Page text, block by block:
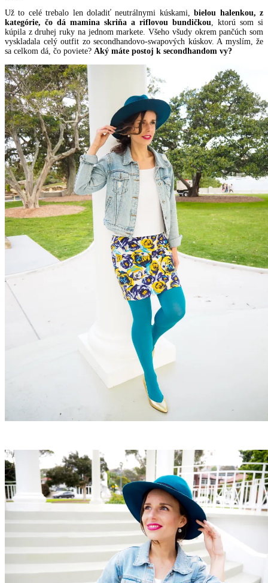
Už to celé trebalo len doladiť neutrálnymi kúskami,bielou halenkou, z
kategórie, čo dá mamina skriňa a riflovou bundičkou , ktorú som si
kúpila z druhej ruky na jednom markete. Všeho všudy okrem pančúch som
vyskladala celý outfit zo secondhandovo-swapových kúskov. A myslím, že
sa celkom dá, čo poviete? Aký máte postoj k secondhandom vy?